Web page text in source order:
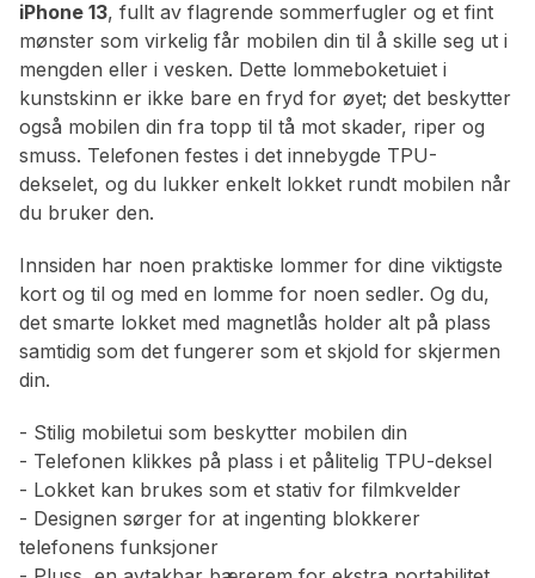
iPhone 13, fullt av flagrende sommerfugler og et fint
mønster som virkelig får mobilen din til å skille seg ut i
mengden eller i vesken. Dette lommeboketuiet i
kunstskinn er ikke bare en fryd for øyet; det beskytter
også mobilen din fra topp til tå mot skader, riper og
smuss. Telefonen festes i det innebygde TPU-
dekselet, og du lukker enkelt lokket rundt mobilen når
du bruker den.
Innsiden har noen praktiske lommer for dine viktigste
kort og til og med en lomme for noen sedler. Og du,
det smarte lokket med magnetlås holder alt på plass
samtidig som det fungerer som et skjold for skjermen
din.
- Stilig mobiletui som beskytter mobilen din
- Telefonen klikkes på plass i et pålitelig TPU-deksel
- Lokket kan brukes som et stativ for filmkvelder
- Designen sørger for at ingenting blokkerer
telefonens funksjoner